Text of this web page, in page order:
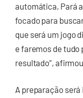
automática, Pará
focado para
que será um jogo
e faremos de
resultado”,
A preparação